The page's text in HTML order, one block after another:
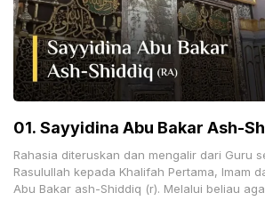
01. Sayyidina Abu Bakar Ash-
Rahasia diteruskan dan mengalir dari Guru
Rasulullah kepada Khalifah Pertama, Imam
Abu Bakar ash-Shiddiq (r). Melalui beliau